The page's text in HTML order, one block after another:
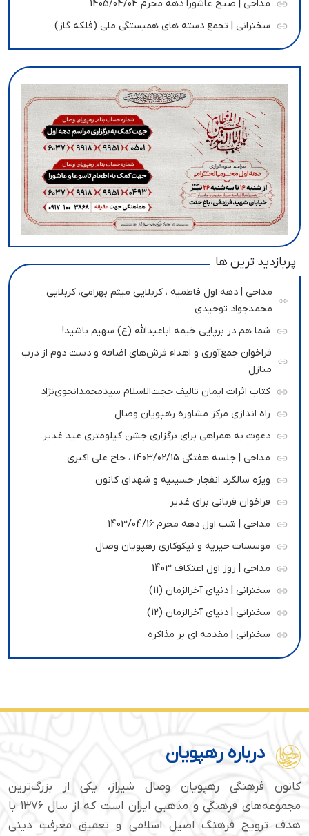
مداحی | صبح عاشورا دهه محرم 1405/04/04
سخنرانی | تجمع دسته های همبستگی ملی (فلکه گاز)
پربازدید ترین ها
مداحی | دهه اول فاطمیه ، کربلایی میثم بهرامی، کربلایی
محمدجواد توحیدی
شما هم در برپایی خیمه اباعبدالله (ع) سهیم باشید!
فراخوان جمع‌آوری و اهداء فرش‌های اضافه و دست دوم از درب
منازل
کتاب اثرات ایمان تالیف حجت‌الاسلام سیدمحمدانجوی‌نژاد
راه اندازی مرکز مشاوره رهپویان وصال
دعوت به همراهی برای برگزاری جشن کیلومتری عید غدیر
مداحی | جلسه هفتگی 1403/02/15 ، حاج علی اکبری
ویژه سالگرد انفجار حسینیه و شهدای کانون
فراخوان قربانی برای غدیر
مداحی | شب اول دهه محرم 1403/04/16
موسسات خیریه و نیکوکاری رهپویان وصال
مداحی | روز اول اعتکاف 1403
سخنرانی | دنیای آخرالزمان (11)
سخنرانی | دنیای آخرالزمان (12)
سخنرانی | مقدمه ای بر مذاکره
درباره رهپویان
کانون فرهنگی رهپویان وصال شیراز، یکی از بزرگ‌ترین
مجموعه‌های فرهنگی و مذهبی ایران است که از سال ۱۳۷۶ با
هدف ترویج فرهنگ اصیل اسلامی و تعمیق معرفت دینی